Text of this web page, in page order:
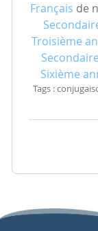
Français de
Troisième
Sixième
Tags :